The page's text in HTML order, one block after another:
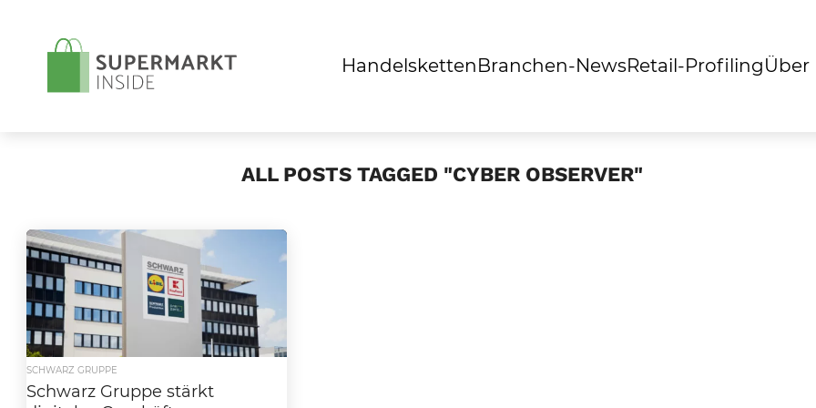
Handelsketten Branchen-NewsRetail-ProfilingÜber
ALL POSTS TAGGED "CYBER OBSERVER"
SCHWARZ GRUPPE
Schwarz Gruppe stärkt